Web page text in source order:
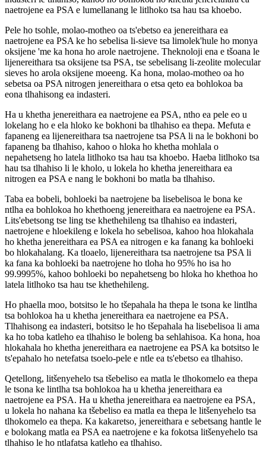
naetrojene ea PSA e lumellanang le litlhoko tsa hau tsa khoebo.
Pele ho tsohle, molao-motheo oa ts'ebetso ea jenereithara ea
naetrojene ea PSA ke ho sebelisa li-sieve tsa limolek'hule ho monya
oksijene 'me ka hona ho arole naetrojene. Theknoloji ena e tšoana le
lijenereithara tsa oksijene tsa PSA, tse sebelisang li-zeolite molecular
sieves ho arola oksijene moeeng. Ka hona, molao-motheo oa ho
sebetsa oa PSA nitrogen jenereithara o etsa qeto ea bohlokoa ba
eona tlhahisong ea indasteri.
Ha u khetha jenereithara ea naetrojene ea PSA, ntho ea pele eo u
lokelang ho e ela hloko ke bokhoni ba tlhahiso ea thepa. Mefuta e
fapaneng ea lijenereithara tsa naetrojene tsa PSA li na le bokhoni bo
fapaneng ba tlhahiso, kahoo o hloka ho khetha mohlala o
nepahetseng ho latela litlhoko tsa hau tsa khoebo. Haeba litlhoko tsa
hau tsa tlhahiso li le kholo, u lokela ho khetha jenereithara ea
nitrogen ea PSA e nang le bokhoni bo matla ba tlhahiso.
Taba ea bobeli, bohloeki ba naetrojene ba lisebelisoa le bona ke
ntlha ea bohlokoa ho khethoeng jenereithara ea naetrojene ea PSA.
Lits'ebetsong tse ling tse khethehileng tsa tlhahiso ea indasteri,
naetrojene e hloekileng e lokela ho sebelisoa, kahoo hoa hlokahala
ho khetha jenereithara ea PSA ea nitrogen e ka fanang ka bohloeki
bo hlokahalang. Ka tloaelo, lijenereithara tsa naetrojene tsa PSA li
ka fana ka bohloeki ba naetrojene ho tloha ho 95% ho isa ho
99.9995%, kahoo bohloeki bo nepahetseng bo hloka ho khethoa ho
latela litlhoko tsa hau tse khethehileng.
Ho phaella moo, botsitso le ho tšepahala ha thepa le tsona ke lintlha
tsa bohlokoa ha u khetha jenereithara ea naetrojene ea PSA.
Tlhahisong ea indasteri, botsitso le ho tšepahala ha lisebelisoa li ama
ka ho toba katleho ea tlhahiso le boleng ba sehlahisoa. Ka hona, hoa
hlokahala ho khetha jenereithara ea naetrojene ea PSA ka botsitso le
ts'epahalo ho netefatsa tsoelo-pele e ntle ea ts'ebetso ea tlhahiso.
Qetellong, litšenyehelo tsa tšebeliso ea matla le tlhokomelo ea thepa
le tsona ke lintlha tsa bohlokoa ha u khetha jenereithara ea
naetrojene ea PSA. Ha u khetha jenereithara ea naetrojene ea PSA,
u lokela ho nahana ka tšebeliso ea matla ea thepa le litšenyehelo tsa
tlhokomelo ea thepa. Ka kakaretso, jenereithara e sebetsang hantle le
e bolokang matla ea PSA ea naetrojene e ka fokotsa litšenyehelo tsa
tlhahiso le ho ntlafatsa katleho ea tlhahiso.